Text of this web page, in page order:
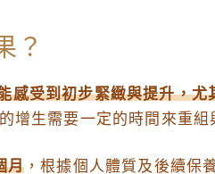
？
感受到初步緊緻與提升，
增生需要一定的時間來重組
月 ，根據個人體質及後續保